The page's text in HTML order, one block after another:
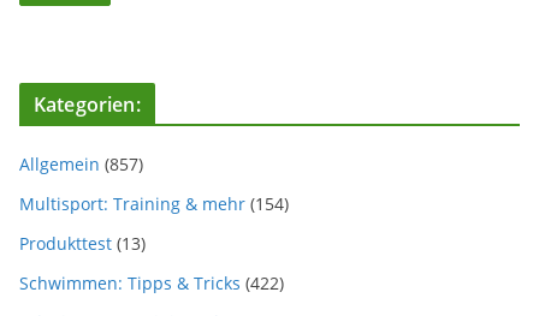
Kategorien:
Allgemein (857)
Multisport: Training & mehr (154)
Produkttest (13)
Schwimmen: Tipps & Tricks (422)